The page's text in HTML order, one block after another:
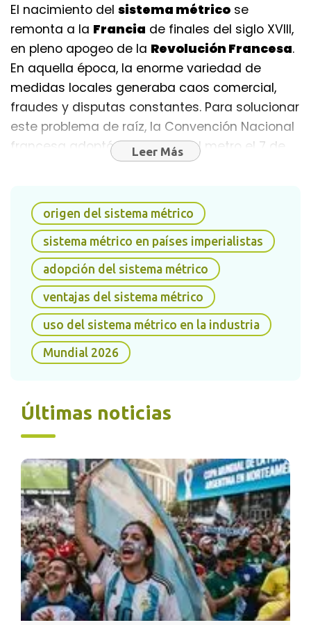
El nacimiento del sistema métrico se
remonta a la Francia de finales del siglo XVIII,
en pleno apogeo de la Revolución Francesa.
En aquella época, la enorme variedad de
medidas locales generaba caos comercial,
fraudes y disputas constantes. Para solucionar
este problema de raíz, la Convención Nacional
francesa adoptó legalmente el metro el 7 de
como la diezmillonésima parte de la distancia
entre elpolo nortey elecuadora lo largo del
meridiano deParís. Su gran ventaja sobre el
sistema imperial radicó en la decimalización:
todas las unidades de múltiplos y submúltiplos
se calculaban simplemente deslizando la
coma sobre una base de diez. Décadas más
tarde, en 1875, dieciocho naciones
Leer Más
origen del sistema métrico
sistema métrico en países imperialistas
adopción del sistema métrico
ventajas del sistema métrico
uso del sistema métrico en la industria
Mundial 2026
Últimas noticias